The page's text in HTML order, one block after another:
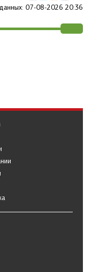
07-08-2026 20:36